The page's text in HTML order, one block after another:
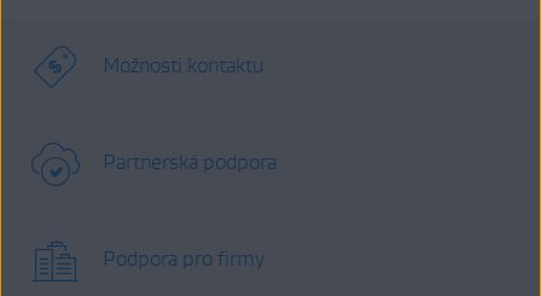
Možnosti kontaktu
Partnerská podpora
Podpora pro firmy